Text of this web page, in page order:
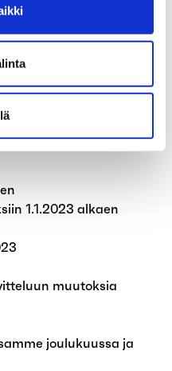
on nyt
määrään
1.1.2023 alkaen
muutoksia
joulukuussa ja